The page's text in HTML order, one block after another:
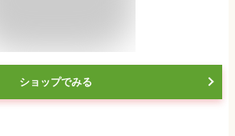
ショップでみる